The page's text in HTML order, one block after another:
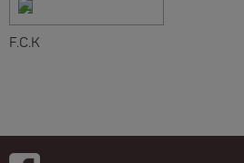
F.C.K